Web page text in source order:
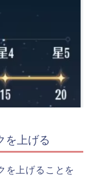
を上げる
を上げることを